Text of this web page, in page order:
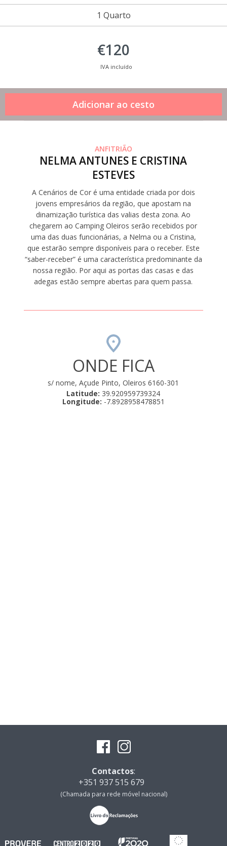
1 Quarto
€120
IVA incluído
ANFITRIÃO
NELMA ANTUNES E CRISTINA
ESTEVES
A Cenários de Cor é uma entidade criada por dois
jovens empresários da região, que apostam na
dinamização turística das valias desta zona. Ao
chegarem ao Camping Oleiros serão recebidos por
uma das duas funcionárias, a Nelma ou a Cristina,
que estarão sempre disponíveis para o receber. Este
“saber-receber” é uma característica predominante da
nossa região. Por aqui as portas das casas e das
adegas estão sempre abertas para quem passa.
ONDE FICA
s/ nome, Açude Pinto, Oleiros 6160-301
Latitude: 39.920959739324
Longitude: -7.8928958478851
Contactos:
+351 937 515 679
(Chamada para rede móvel nacional)